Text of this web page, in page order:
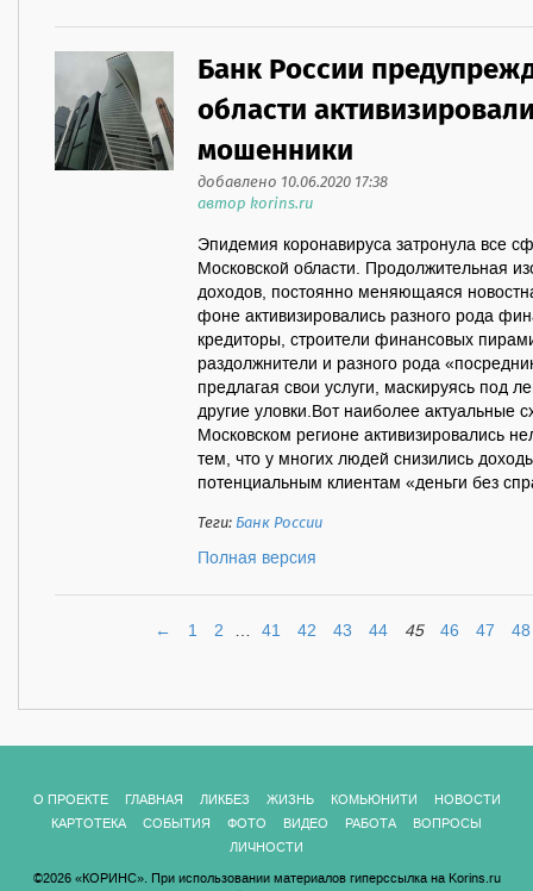
Банк России
области
мошенники
добавлено 10.06.2020 17:38
автор korins.ru
Эпидемия коронавируса затронула все
Московской области. Продолжительная
доходов, постоянно меняющаяся
фоне активизировались разного рода
кредиторы, строители финансовых
раздолжнители и разного рода
предлагая свои услуги, маскируясь под
другие уловки.Вот наиболее
Московском регионе активизировались
тем, что у многих людей снизились
потенциальным клиентам «деньги без
Теги:Банк России
Полная версия
← 1 2 … 41 42 43 44 45 46 47 48
О ПРОЕКТЕ ГЛАВНАЯ ЛИКБЕЗ ЖИЗНЬ КОМЬЮНИТИ
НОВОСТИ
КАРТОТЕКА
СОБЫТИЯ ФОТО ВИДЕО РАБОТА
ВОПРОСЫ
ЛИЧНОСТИ
©2026 «КОРИНС». При использовании материалов гиперссылка на Korins.ru